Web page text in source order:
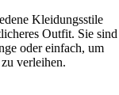
Kleidungsstile
Outfit. Sie sind
oder einfach, um
verleihen.